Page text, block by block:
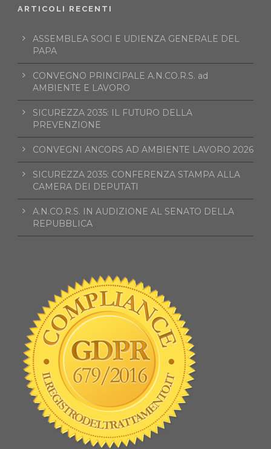
ARTICOLI RECENTI
ASSEMBLEA SOCI E UDIENZA GENERALE DEL
PAPA
CONVEGNO PRINCIPALE A.N.CO.R.S. ad
AMBIENTE E LAVORO
SICUREZZA 2035: IL FUTURO DELLA
PREVENZIONE
CONVEGNI ANCORS AD AMBIENTE LAVORO 2026
SICUREZZA 2035: CONFERENZA STAMPA ALLA
CAMERA DEI DEPUTATI
A.N.CO.R.S. IN AUDIZIONE AL SENATO DELLA
REPUBBLICA